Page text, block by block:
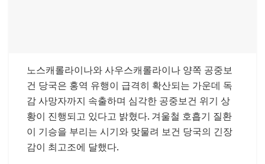
노스캐롤라이나와 사우스캐롤라이나 양쪽 공중보
건 당국은 홍역 유행이 급격히 확산되는 가운데 독
감 사망자까지 속출하며 심각한 공중보건 위기 상
황이 진행되고 있다고 밝혔다. 겨울철 호흡기 질환
이 기승을 부리는 시기와 맞물려 보건 당국의 긴장
감이 최고조에 달했다.